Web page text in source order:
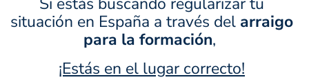
situación en España a través del arraigo
para la formación,
¡Estás en el lugar correcto!